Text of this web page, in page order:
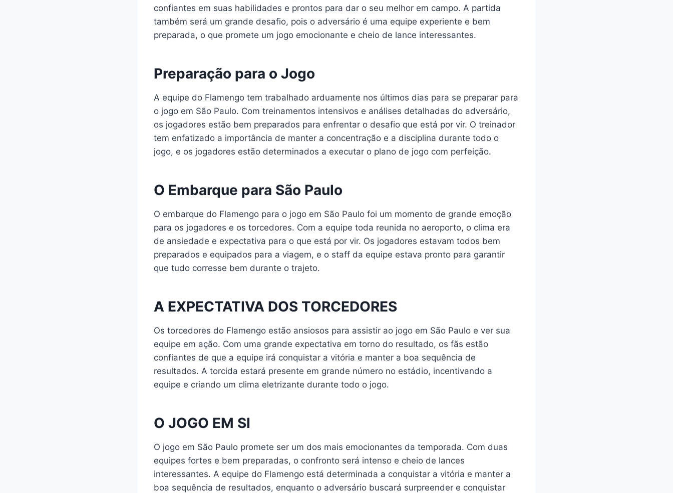
confiantes em suas habilidades e prontos para dar o seu melhor em campo. A partida
também será um grande desafio, pois o adversário é uma equipe experiente e bem
preparada, o que promete um jogo emocionante e cheio de lance interessantes.
Preparação para o Jogo
A equipe do Flamengo tem trabalhado arduamente nos últimos dias para se preparar para
o jogo em São Paulo. Com treinamentos intensivos e análises detalhadas do adversário,
os jogadores estão bem preparados para enfrentar o desafio que está por vir. O treinador
tem enfatizado a importância de manter a concentração e a disciplina durante todo o
jogo, e os jogadores estão determinados a executar o plano de jogo com perfeição.
O Embarque para São Paulo
O embarque do Flamengo para o jogo em São Paulo foi um momento de grande emoção
para os jogadores e os torcedores. Com a equipe toda reunida no aeroporto, o clima era
de ansiedade e expectativa para o que está por vir. Os jogadores estavam todos bem
preparados e equipados para a viagem, e o staff da equipe estava pronto para garantir
que tudo corresse bem durante o trajeto.
A EXPECTATIVA DOS TORCEDORES
Os torcedores do Flamengo estão ansiosos para assistir ao jogo em São Paulo e ver sua
equipe em ação. Com uma grande expectativa em torno do resultado, os fãs estão
confiantes de que a equipe irá conquistar a vitória e manter a boa sequência de
resultados. A torcida estará presente em grande número no estádio, incentivando a
equipe e criando um clima eletrizante durante todo o jogo.
O JOGO EM SI
O jogo em São Paulo promete ser um dos mais emocionantes da temporada. Com duas
equipes fortes e bem preparadas, o confronto será intenso e cheio de lances
interessantes. A equipe do Flamengo está determinada a conquistar a vitória e manter a
boa sequência de resultados, enquanto o adversário buscará surpreender e conquistar